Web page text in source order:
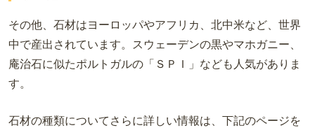
その他、石材はヨーロッパやアフリカ、北中米など、世界
中で産出されています。スウェーデンの黒やマホガニー、
庵治石に似たポルトガルの「ＳＰＩ」なども人気がありま
す。
石材の種類についてさらに詳しい情報は、下記のページを